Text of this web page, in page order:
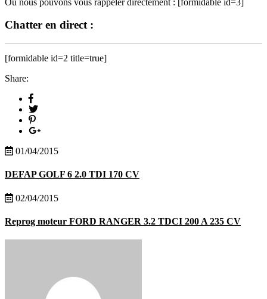
Chatter en direct :
[formidable id=2 title=true]
Share:
01/04/2015
DEFAP GOLF 6 2.0 TDI 170 CV
02/04/2015
Reprog moteur FORD RANGER 3.2 TDCI 200 A 235 CV